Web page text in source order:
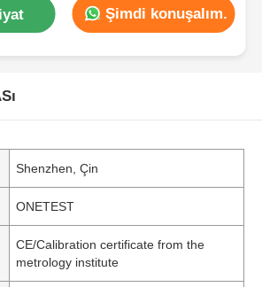
Şimdi konuşalım.
Shenzhen, Çin
ONETEST
CE/Calibration certificate from the
metrology institute